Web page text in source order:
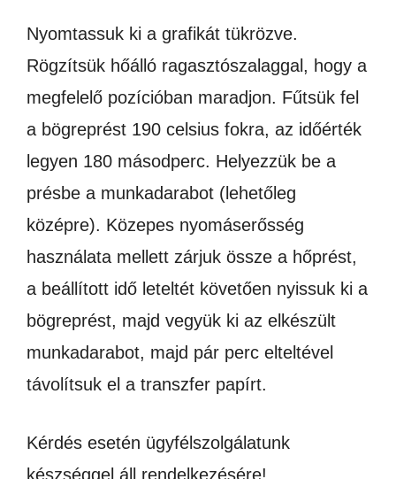
Nyomtassuk ki a grafikát tükrözve.
Rögzítsük hőálló ragasztószalaggal, hogy a
megfelelő pozícióban maradjon. Fűtsük fel
a bögreprést 190 celsius fokra, az időérték
legyen 180 másodperc. Helyezzük be a
présbe a munkadarabot (lehetőleg
középre). Közepes nyomáserősség
használata mellett zárjuk össze a hőprést,
a beállított idő leteltét követően nyissuk ki a
bögreprést, majd vegyük ki az elkészült
munkadarabot, majd pár perc elteltével
távolítsuk el a transzfer papírt.
Kérdés esetén ügyfélszolgálatunk
készséggel áll rendelkezésére!